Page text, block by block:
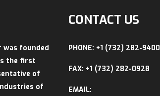
was founded
the first
of
of
CONTACT US
PHONE: +1 (732) 282-9400
FAX: +1 (732) 282-0928
EMAIL: